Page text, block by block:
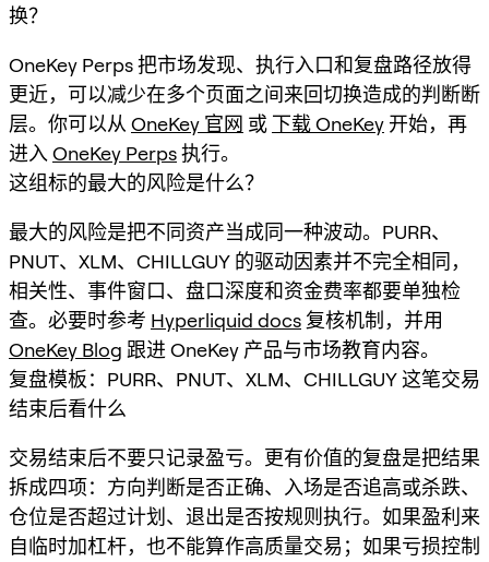
换？
OneKey Perps 把市场发现、执行入口和复盘路径放得
更近，可以减少在多个页面之间来回切换造成的判断断
层。你可以从 OneKey 官网 或 下载 OneKey 开始，再
进入 OneKey Perps执行。
这组标的最大的风险是什么？
最大的风险是把不同资产当成同一种波动。PURR、
PNUT、XLM、CHILLGUY 的驱动因素并不完全相同，
相关性、事件窗口、盘口深度和资金费率都要单独检
查。必要时参考 Hyperliquid docs 复核机制，并用
OneKey Blog 跟进 OneKey 产品与市场教育内容。
复盘模板：PURR、PNUT、XLM、CHILLGUY 这笔交易
结束后看什么
交易结束后不要只记录盈亏。更有价值的复盘是把结果
拆成四项：方向判断是否正确、入场是否追高或杀跌、
仓位是否超过计划、退出是否按规则执行。如果盈利来
自临时加杠杆，也不能算作高质量交易；如果亏损控制